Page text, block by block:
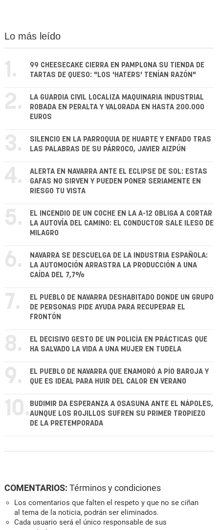
Lo más leído
1.
99 CHEESECAKE CIERRA EN PAMPLONA SU TIENDA DE
TARTAS DE QUESO: "LOS 'HATERS' TENÍAN RAZÓN"
2.
LA GUARDIA CIVIL LOCALIZA MAQUINARIA INDUSTRIAL
ROBADA EN PERALTA Y VALORADA EN HASTA 200.000
EUROS
3.
SILENCIO EN LA PARROQUIA DE HUARTE Y ENFADO TRAS
LAS PALABRAS DE SU PÁRROCO, JAVIER AIZPÚN
4.
ALERTA EN NAVARRA ANTE EL ECLIPSE DE SOL: ESTAS
GAFAS NO SIRVEN Y PUEDEN PONER SERIAMENTE EN
RIESGO TU VISTA
5.
EL INCENDIO DE UN COCHE EN LA A-12 OBLIGA A CORTAR
LA AUTOVÍA DEL CAMINO: EL CONDUCTOR SALE ILESO DE
MILAGRO
6.
NAVARRA SE DESCUELGA DE LA INDUSTRIA ESPAÑOLA:
LA AUTOMOCIÓN ARRASTRA LA PRODUCCIÓN A UNA
CAÍDA DEL 7,7%
7.
EL PUEBLO DE NAVARRA DESHABITADO DONDE UN GRUPO
DE PERSONAS PIDE AYUDA PARA RECUPERAR EL
FRONTÓN
8.
EL DECISIVO GESTO DE UN POLICÍA EN PRÁCTICAS QUE
HA SALVADO LA VIDA A UNA MUJER EN TUDELA
9.
EL PUEBLO DE NAVARRA QUE ENAMORÓ A PÍO BAROJA Y
QUE ES IDEAL PARA HUIR DEL CALOR EN VERANO
10. BUDIMIR DA ESPERANZA A OSASUNA ANTE EL NÁPOLES,
AUNQUE LOS ROJILLOS SUFREN SU PRIMER TROPIEZO
DE LA PRETEMPORADA
COMENTARIOS: Términos y condiciones
Los comentarios que falten el respeto y que no se ciñan
al tema de la noticia, podrán ser eliminados.
Cada usuario será el único responsable de sus